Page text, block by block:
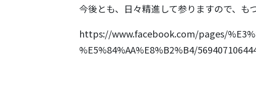
今後とも、日々精進して参りますので、も
https://www.facebook.com/pages/
%E5%84%AA%E8%B2%B4/